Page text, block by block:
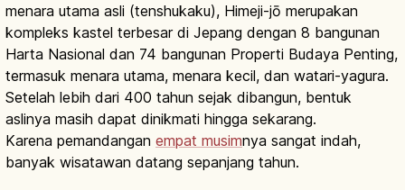
menara utama asli (tenshukaku), Himeji-jō merupakan
kompleks kastel terbesar di Jepang dengan 8 bangunan
Harta Nasional dan 74 bangunan Properti Budaya Penting,
termasuk menara utama, menara kecil, dan watari-yagura.
Setelah lebih dari 400 tahun sejak dibangun, bentuk
aslinya masih dapat dinikmati hingga sekarang.
Karena pemandangan empat musimnya sangat indah,
banyak wisatawan datang sepanjang tahun.